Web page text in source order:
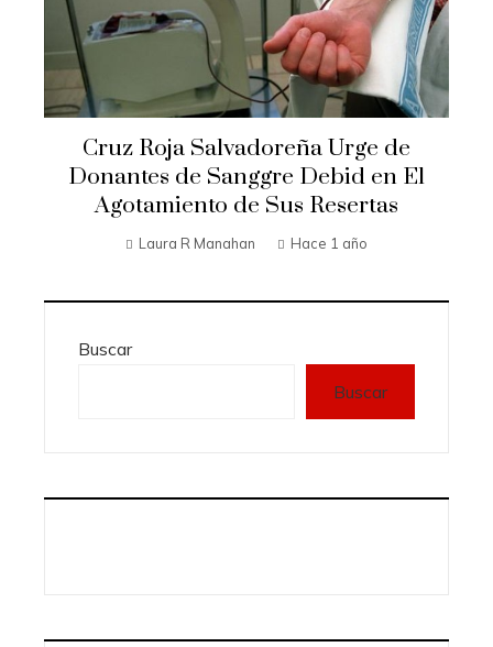
Cruz Roja Salvadoreña Urge de
Donantes de Sanggre Debid en El
Agotamiento de Sus Resertas
Laura R Manahan Hace 1 año
Buscar
Buscar